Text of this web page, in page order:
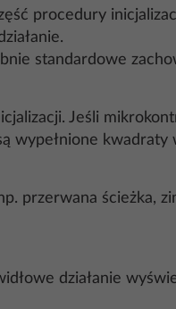
procedury
standardowe
Jeśli
wypełnione kwadraty
przerwana ścieżka,
działanie